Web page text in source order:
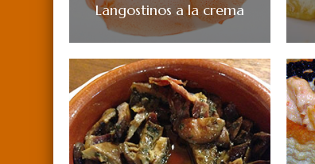
Langostinos a la crema